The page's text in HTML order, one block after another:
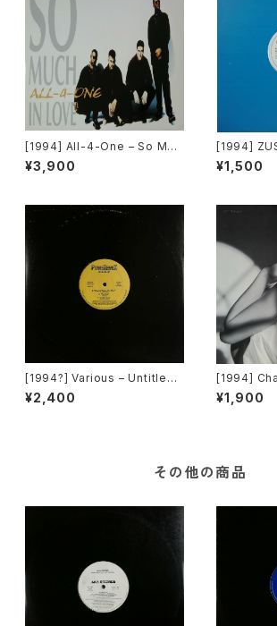
[1994] All-4-One – So Muc
h In Love [Atlantic]
¥3,900
[1994]
Enough
Surprise
¥1,500
[1994?] Various – Untitled
(PM-669)[PoweRemix Rec
ords]
¥2,400
[1994]
School
ds]
¥1,900
その他の商品